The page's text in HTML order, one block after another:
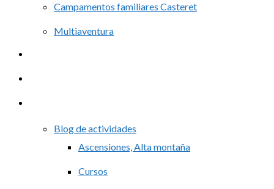
Campamentos familiares Casteret
Multiaventura
Blog de actividades
Ascensiones, Alta montaña
Cursos